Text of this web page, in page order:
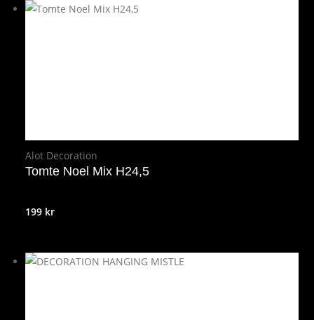
Alot Decoration
Tomte Noel Mix H24,5
199 kr